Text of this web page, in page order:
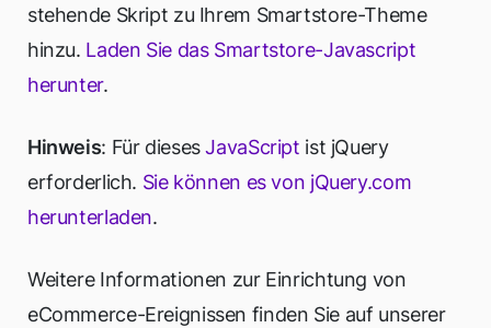
stehende Skript zu Ihrem Smartstore-Theme
hinzu. Laden Sie das Smartstore-Javascript
herunter.
Hinweis: Für diesesJavaScript ist jQuery
erforderlich. Sie können es von jQuery.com
herunterladen.
Weitere Informationen zur Einrichtung von
eCommerce-Ereignissen finden Sie auf unserer